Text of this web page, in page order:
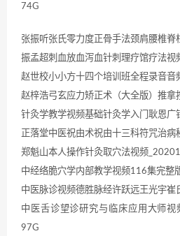
74G
张振听张氏零力度正骨手法颈肩腰椎
振孟超刺血放血泻血针刺理疗馆疗法
赵世校小小方十四个培训班全程录音音
赵梓浩弓玄应力矫正术（大全版）推拿
针灸学教学视频基础针灸学入门耿恩广
正落堂中医祝由术祝由十三科符咒治
郑魁山本人操作针灸取穴法视频
中经络脆穴学内部教学视频116集完整
中医脉诊视频德胜脉经许跃远王光宇
中医舌诊望诊研究与临床应用大师
97G